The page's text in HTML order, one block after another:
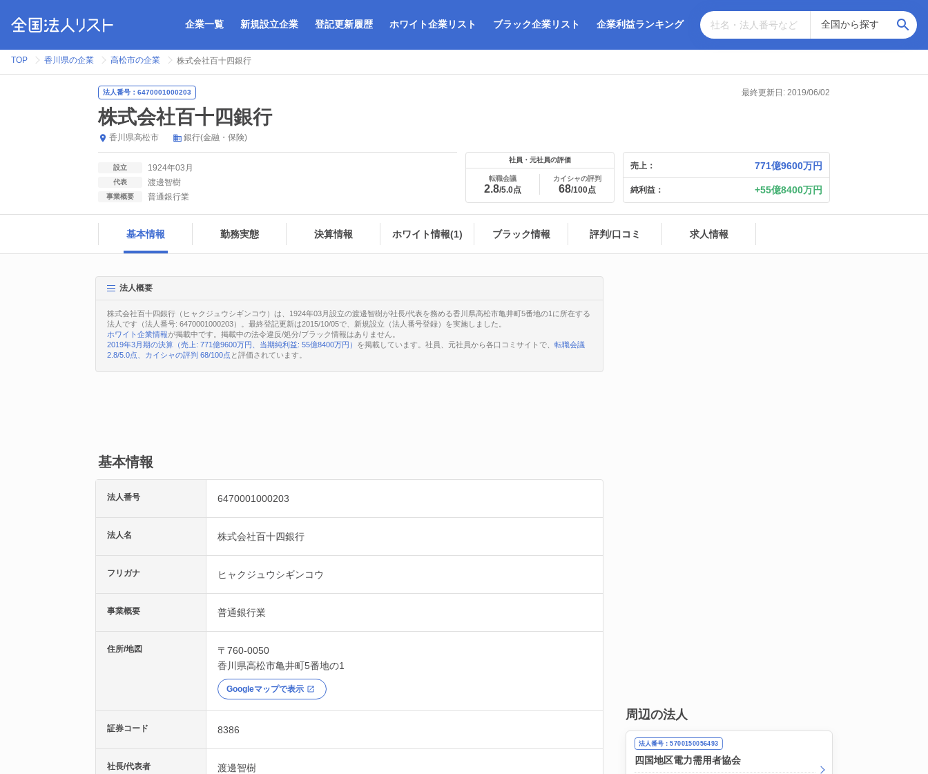
企業一覧 新規設立企業 登記更新履歴 ホワイト企業リスト ブラック企業リスト 企業利益ランキング
TOP 香川県の企業 高松市の企業 株式会社百十四銀行
法人番号：6470001000203 最終更新日: 2019/06/02
株式会社百十四銀行
香川県高松市 銀行(金融・保険)
設立 1924年03月
代表 渡邊智樹
事業概要 普通銀行業
社員・元社員の評価
転職会議
2.8/5.0点
カイシャの評判
68/100点
売上： 771億9600万円
純利益： 55億8400万円
基本情報 勤務実態 決算情報 ホワイト情報(1) ブラック情報 評判/口コミ 求人情報
法人概要
株式会社百十四銀行（ヒャクジュウシギンコウ）は、1924年03月設立の渡邊智樹が社長/代表を務める香川県高松市亀井町5番地の1に所在する
法人です（法人番号: 6470001000203）。最終登記更新は2015/10/05で、新規設立（法人番号登録）を実施しました。
ホワイト企業情報が掲載中です。掲載中の法令違反/処分/ブラック情報はありません。
2019年3月期の決算（売上: 771億9600万円、当期純利益: 55億8400万円） を掲載しています。社員、元社員から各口コミサイトで、 転職会議
2.8/5.0点、カイシャの評判 68/100点 と評価されています。
基本情報
法人番号 6470001000203
法人名 株式会社百十四銀行
フリガナ ヒャクジュウシギンコウ
事業概要 普通銀行業
住所/地図
〒760-0050
香川県高松市亀井町5番地の1
Googleマップで表示
証券コード 8386
社長/代表者 渡邊智樹
周辺の法人
法人番号：5700150056493
四国地区電力需用者協会